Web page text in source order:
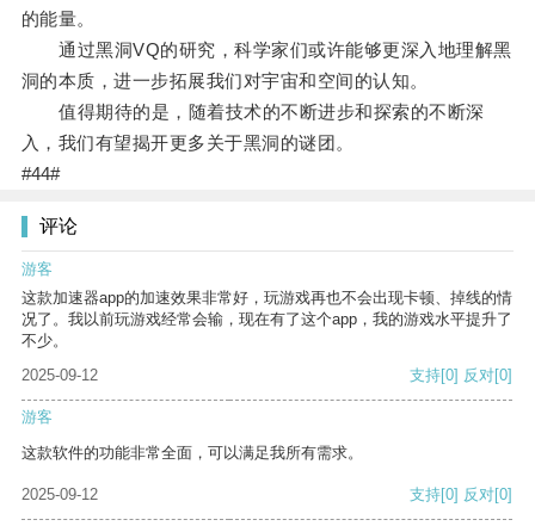
的能量。
通过黑洞VQ的研究，科学家们或许能够更深入地理解黑
洞的本质，进一步拓展我们对宇宙和空间的认知。
值得期待的是，随着技术的不断进步和探索的不断深
入，我们有望揭开更多关于黑洞的谜团。
#44#
评论
游客
这款加速器app的加速效果非常好，玩游戏再也不会出现卡顿、掉线的情
况了。我以前玩游戏经常会输，现在有了这个app，我的游戏水平提升了
不少。
2025-09-12
支持[0] 反对[0]
游客
这款软件的功能非常全面，可以满足我所有需求。
2025-09-12 支持[0] 反对[0]